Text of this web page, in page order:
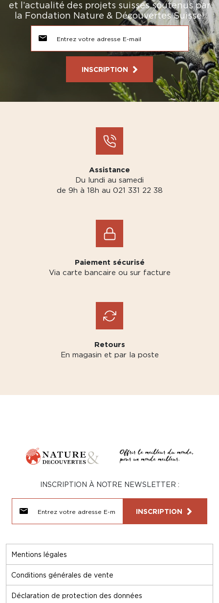
et l’actualité des projets suisses soutenus par
la Fondation Nature & Découvertes Suisse!
INSCRIPTION
Assistance
Du lundi au samedi
de 9h à 18h au 021 331 22 38
Paiement sécurisé
Via carte bancaire ou sur facture
Retours
En magasin et par la poste
Mentions légales
Conditions générales de vente
Déclaration de protection des données
INSCRIPTION À NOTRE NEWSLETTER :
INSCRIPTION